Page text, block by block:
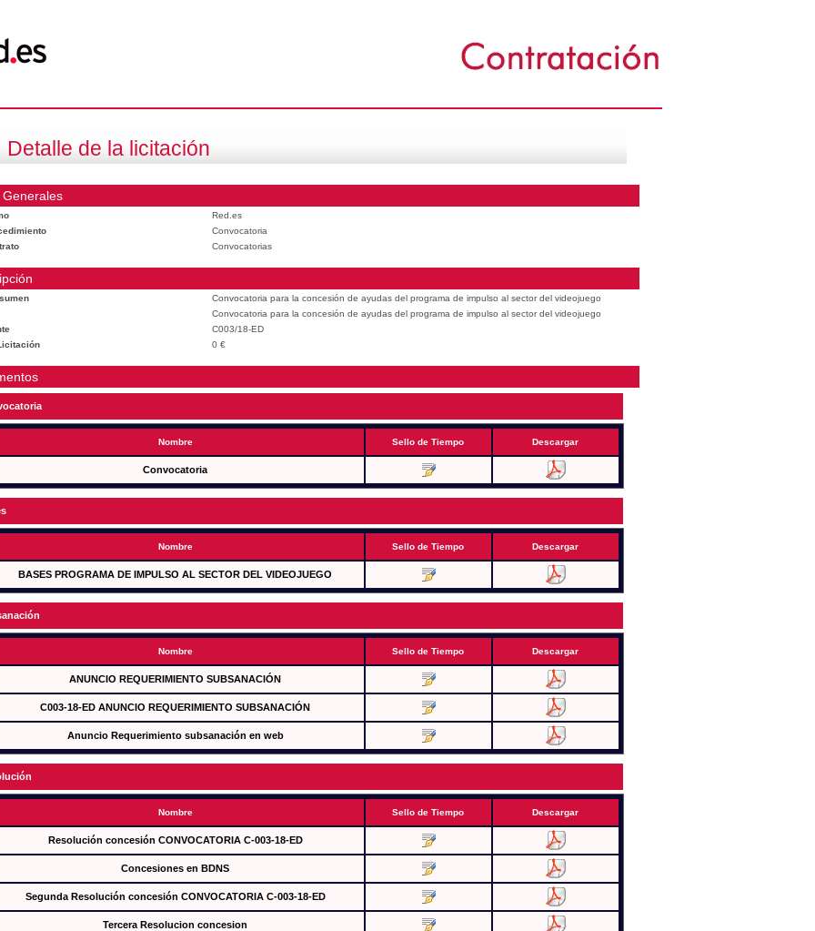
Detalle de la licitación
Generales
Red.es
Convocatoria
Convocatorias
Convocatoria para la concesión de ayudas del programa de impulso al sector del videojuego
Convocatoria para la concesión de ayudas del programa de impulso al sector del videojuego
C003/18-ED
0 €
Nombre Sello de Tiempo Descargar
Convocatoria
Nombre Sello de Tiempo Descargar
BASES PROGRAMA DE IMPULSO AL SECTOR DEL VIDEOJUEGO
Nombre Sello de Tiempo Descargar
ANUNCIO REQUERIMIENTO SUBSANACIÓN
C003-18-ED ANUNCIO REQUERIMIENTO SUBSANACIÓN
Anuncio Requerimiento subsanación en web
Nombre Sello de Tiempo Descargar
Resolución concesión CONVOCATORIA C-003-18-ED
Concesiones en BDNS
Segunda Resolución concesión CONVOCATORIA C-003-18-ED
Tercera Resolucion concesion